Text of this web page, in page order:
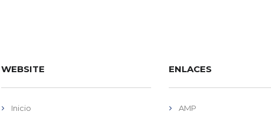
WEBSITE
Inicio
ENLACES
AMP